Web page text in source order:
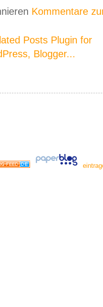
Kommentare